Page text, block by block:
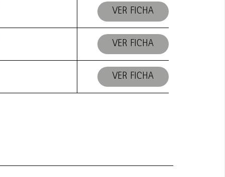
VER FICHA
VER FICHA
VER FICHA